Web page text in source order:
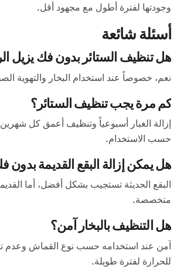
وجودتها لفترة أطول مع مجهود أقل.
أسئلة شائعة
هل تنظيف الستائر بدون فك يزيل
نعم، خصوصاً عند استخدام البخار والتهوية
كم مرة يجب تنظيف الستائر؟
إزالة الغبار أسبوعياً وتنظيف أعمق كل شهرين
حسب الاستخدام.
هل يمكن إزالة البقع القديمة بدون
البقع الحديثة تستجيب بشكل أفضل، أما
متخصصة.
هل التنظيف بالبخار آمن؟
آمن عند استخدامه حسب نوع القماش وعدم
للحرارة لفترة طويلة.